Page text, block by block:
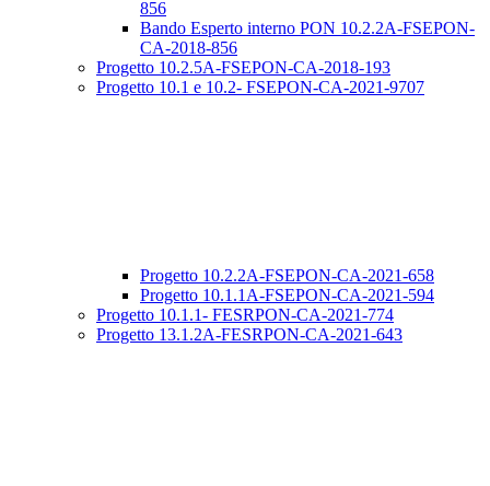
856
Bando Esperto interno PON 10.2.2A-FSEPON-
CA-2018-856
Progetto 10.2.5A-FSEPON-CA-2018-193
Progetto 10.1 e 10.2- FSEPON-CA-2021-9707
Progetto 10.2.2A-FSEPON-CA-2021-658
Progetto 10.1.1A-FSEPON-CA-2021-594
Progetto 10.1.1- FESRPON-CA-2021-774
Progetto 13.1.2A-FESRPON-CA-2021-643